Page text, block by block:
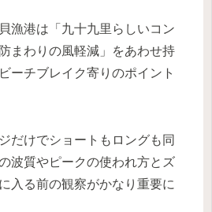
漁港は「九十九里らしいコン
まわりの風軽減」をあわせ持
ーチブレイク寄りのポイント
だけでショートもロングも同
波質やピークの使われ方とズ
入る前の観察がかなり重要に